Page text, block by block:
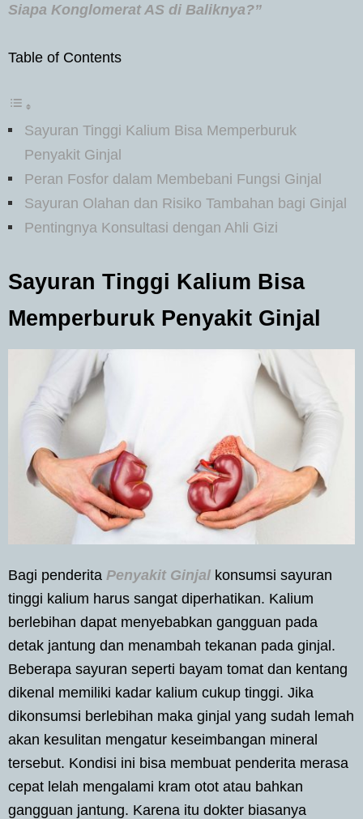
Siapa Konglomerat AS di Baliknya?”
Table of Contents
Sayuran Tinggi Kalium Bisa Memperburuk
Penyakit Ginjal
Peran Fosfor dalam Membebani Fungsi Ginjal
Sayuran Olahan dan Risiko Tambahan bagi Ginjal
Pentingnya Konsultasi dengan Ahli Gizi
Sayuran Tinggi Kalium Bisa
Memperburuk Penyakit Ginjal
Bagi penderita Penyakit Ginjal konsumsi sayuran
tinggi kalium harus sangat diperhatikan. Kalium
berlebihan dapat menyebabkan gangguan pada
detak jantung dan menambah tekanan pada ginjal.
Beberapa sayuran seperti bayam tomat dan kentang
dikenal memiliki kadar kalium cukup tinggi. Jika
dikonsumsi berlebihan maka ginjal yang sudah lemah
akan kesulitan mengatur keseimbangan mineral
tersebut. Kondisi ini bisa membuat penderita merasa
cepat lelah mengalami kram otot atau bahkan
gangguan jantung. Karena itu dokter biasanya